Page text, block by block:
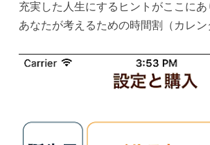
充実した人生にするヒントがここにあ
あなたが考えるための時間割（カレン